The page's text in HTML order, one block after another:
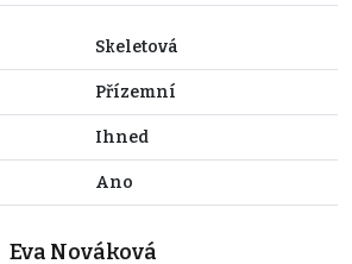
Skeletová
Přízemní
Ihned
Ano
Eva Nováková